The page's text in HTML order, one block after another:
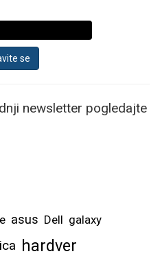
newsletter pogledajte
asus Dell galaxy
hardver